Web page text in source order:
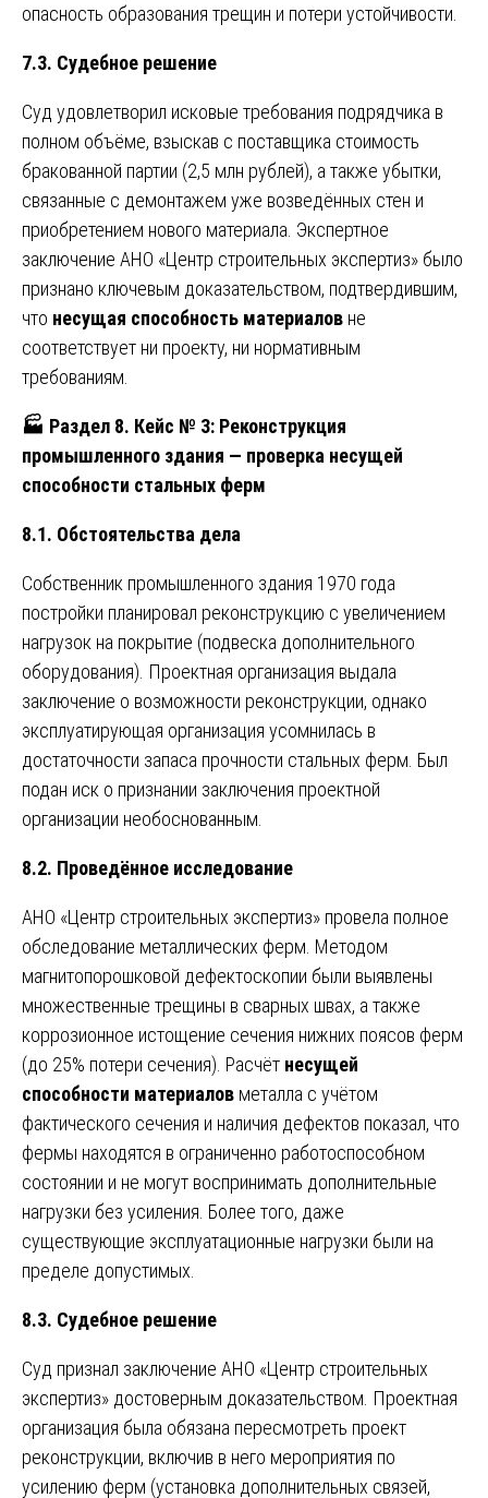
опасность образования трещин и потери устойчивости.
7.3. Судебное решение
Суд удовлетворил исковые требования подрядчика в
полном объёме, взыскав с поставщика стоимость
бракованной партии (2,5 млн рублей), а также убытки,
связанные с демонтажем уже возведённых стен и
приобретением нового материала. Экспертное
заключение АНО «Центр строительных экспертиз» было
признано ключевым доказательством, подтвердившим,
что несущая способность материалов не
соответствует ни проекту, ни нормативным
требованиям.
🏭 Раздел 8. Кейс № 3: Реконструкция
промышленного здания — проверка несущей
способности стальных ферм
8.1. Обстоятельства дела
Собственник промышленного здания 1970 года
постройки планировал реконструкцию с увеличением
нагрузок на покрытие (подвеска дополнительного
оборудования). Проектная организация выдала
заключение о возможности реконструкции, однако
эксплуатирующая организация усомнилась в
достаточности запаса прочности стальных ферм. Был
подан иск о признании заключения проектной
организации необоснованным.
8.2. Проведённое исследование
АНО «Центр строительных экспертиз» провела полное
обследование металлических ферм. Методом
магнитопорошковой дефектоскопии были выявлены
множественные трещины в сварных швах, а также
коррозионное истощение сечения нижних поясов ферм
(до 25% потери сечения). Расчёт несущей
способности материалов металла с учётом
фактического сечения и наличия дефектов показал, что
фермы находятся в ограниченно работоспособном
состоянии и не могут воспринимать дополнительные
нагрузки без усиления. Более того, даже
существующие эксплуатационные нагрузки были на
пределе допустимых.
8.3. Судебное решение
Суд признал заключение АНО «Центр строительных
экспертиз» достоверным доказательством. Проектная
организация была обязана пересмотреть проект
реконструкции, включив в него мероприятия по
усилению ферм (установка дополнительных связей,